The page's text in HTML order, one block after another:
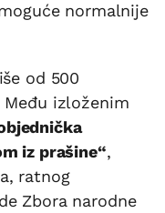
normalnije
od 500
Među izloženim
iz prašine“,
ratnog
Zbora narodne